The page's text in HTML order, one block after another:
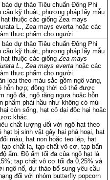
dự thảo Tiêu chuẩn Đông Phi
cầu kỹ thuật, phương pháp lấy mẫu
thuộc các giống Zea mays
L., Zea mays everta hoặc các
thực phẩm cho người
dự thảo Tiêu chuẩn Đông Phi
cầu kỹ thuật, phương pháp lấy mẫu
thuộc các giốngZea mays
L., Zea mays everta hoặc các
thực phẩm cho người.
loại theo màu sắc gồm ngô vàng,
hỗn hợp; đồng thời có thể được
ngô đá, ngô răng ngựa hoặc hỗn
phẩm phải hầu như không có mùi
còn sống, hạt cỏ dại độc hại hoặc
khác.
chất lượng đối với ngô hạt theo
hạt bị sinh vật gây hại phá hoại, hạt
màu, hạt non hoặc teo lép, hạt
chất lạ, tạp chất vô cơ, tạp bẩn
ẩm. Độ ẩm tối đa của ngô hạt là
tạp chất vô cơ tối đa 0,25% và
ngô nổ, dự thảo bổ sung yêu cầu
đối với nhóm butterfly popcorn